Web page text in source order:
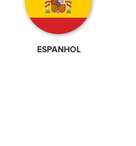
ESPANHOL